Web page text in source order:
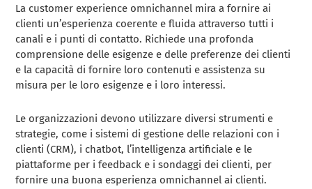
La customer experience omnichannel mira a fornire ai
clienti un’esperienza coerente e fluida attraverso tutti i
canali e i punti di contatto. Richiede una profonda
comprensione delle esigenze e delle preferenze dei clienti
e la capacità di fornire loro contenuti e assistenza su
misura per le loro esigenze e i loro interessi.
Le organizzazioni devono utilizzare diversi strumenti e
strategie, come i sistemi di gestione delle relazioni con i
clienti (CRM), i chatbot, l’intelligenza artificiale e le
piattaforme per i feedback e i sondaggi dei clienti, per
fornire una buona esperienza omnichannel ai clienti.